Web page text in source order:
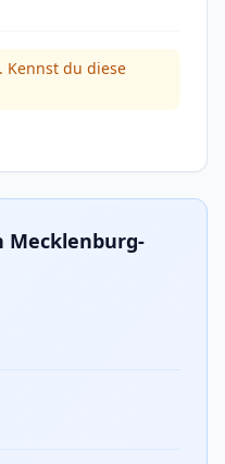
Kennst du diese
Mecklenburg-